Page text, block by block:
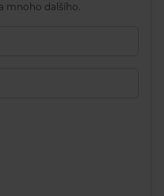
mnoho dalšího.